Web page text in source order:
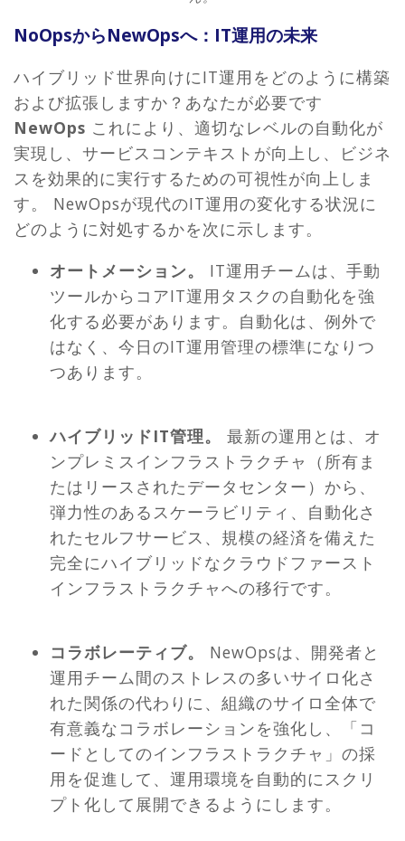
NoOpsからNewOpsへ：IT運用の未来
ハイブリッド世界向けにIT運用をどのように構築
および拡張しますか？あなたが必要です
NewOps これにより、適切なレベルの自動化が
実現し、サービスコンテキストが向上し、ビジネ
スを効果的に実行するための可視性が向上しま
す。 NewOpsが現代のIT運用の変化する状況に
どのように対処するかを次に示します。
オートメーション。
IT運用チームは、手動
ツールからコアIT運用タスクの自動化を強
化する必要があります。自動化は、例外で
はなく、今日のIT運用管理の標準になりつ
つあります。
ハイブリッドIT管理。 最新の運用とは、オ
ンプレミスインフラストラクチャ（所有ま
たはリースされたデータセンター）から、
弾力性のあるスケーラビリティ、自動化さ
れたセルフサービス、規模の経済を備えた
完全にハイブリッドなクラウドファースト
インフラストラクチャへの移行です。
コラボレーティブ。
NewOpsは、開発者と
運用チーム間のストレスの多いサイロ化さ
れた関係の代わりに、組織のサイロ全体で
有意義なコラボレーションを強化し、「コ
ードとしてのインフラストラクチャ」の採
用を促進して、運用環境を自動的にスクリ
プト化して展開できるようにします。